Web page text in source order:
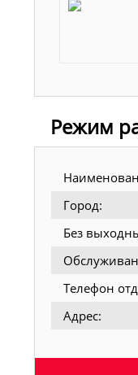
Режим
Город:
Без
Телефон
Адрес: